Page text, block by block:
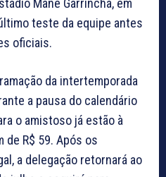
Mané Garrincha, em
teste da equipe antes
oficiais.
da intertemporada
a pausa do calendário
o amistoso já estão à
de R$ 59. Após os
a delegação retornará ao